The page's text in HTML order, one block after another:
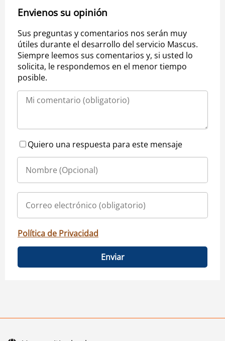
Envienos su opinión
Sus preguntas y comentarios nos serán muy
útiles durante el desarrollo del servicio Mascus.
Siempre leemos sus comentarios y, si usted lo
solicita, le respondemos en el menor tiempo
posible.
Quiero una respuesta para este mensaje
Política de Privacidad
Enviar